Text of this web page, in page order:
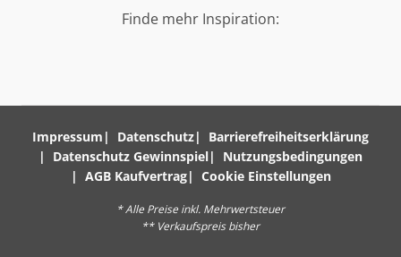
Finde mehr Inspiration:
Impressum Datenschutz
Barrierefreiheitserklärung
Datenschutz Gewinnspiel
Nutzungsbedingungen
AGB Kaufvertrag
Cookie Einstellungen
* Alle Preise inkl. Mehrwertsteuer
** Verkaufspreis bisher